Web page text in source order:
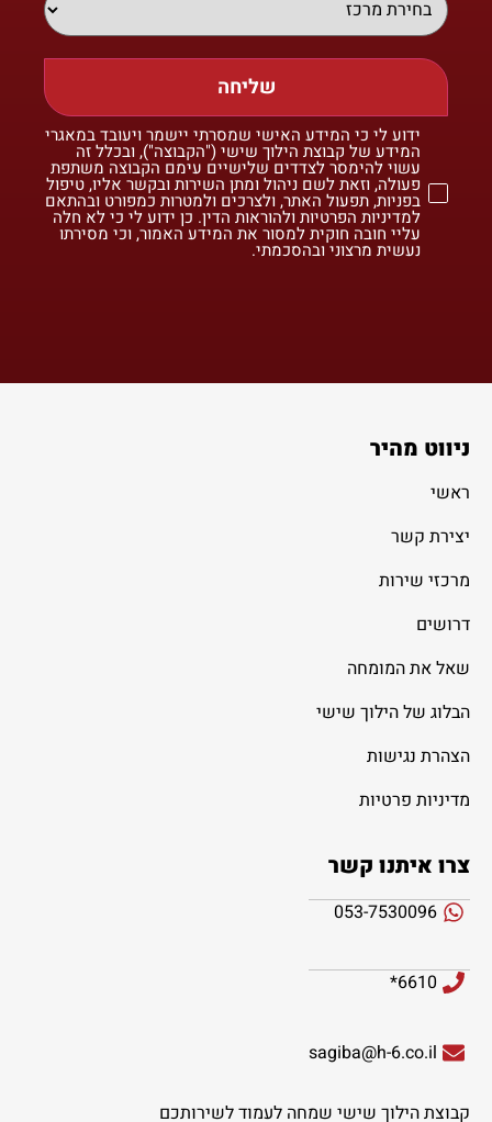
שליחה
ידוע לי כי המידע האישי שמסרתי יישמר ויעובד במאגרי
המידע של קבוצת הילוך שישי ("הקבוצה"), ובכלל זה
עשוי להימסר לצדדים שלישיים עימם הקבוצה משתפת
פעולה, וזאת לשם ניהול ומתן השירות ובקשר אליו, טיפול
בפניות, תפעול האתר, ולצרכים ולמטרות כמפורט ובהתאם
למדיניות הפרטיות ולהוראות הדין. כן ידוע לי כי לא חלה
עליי חובה חוקית למסור את המידע האמור, וכי מסירתו
נעשית מרצוני ובהסכמתי.
ניווט מהיר
ראשי
יצירת קשר
מרכזי שירות
דרושים
שאל את המומחה
הבלוג של הילוך שישי
הצהרת נגישות
מדיניות פרטיות
צרו איתנו קשר
053-7530096
6610*
sagiba@h-6.co.il
קבוצת הילוך שישי שמחה לעמוד לשירותכם